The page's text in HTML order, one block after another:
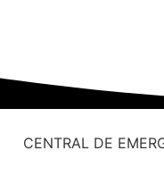
CENTRAL DE